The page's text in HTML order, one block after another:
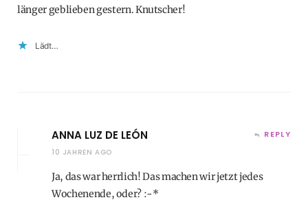
länger geblieben gestern. Knutscher!
Lädt…
ANNA LUZ DE LEÓN
10 JAHREN AGO
REPLY
Ja, das war herrlich! Das machen wir jetzt jedes
Wochenende, oder? :-*